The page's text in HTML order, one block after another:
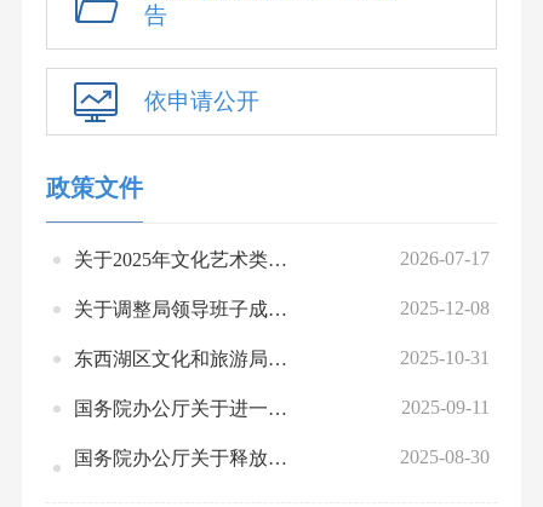
告
依申请公开
政策文件
关于2025年文化艺术类和体育类校外培训机构年检结果的通报 2026-07-17
关于调整局领导班子成员工作分工的通知 2025-12-08
东西湖区文化和旅游局关于公布东西湖区第四次全国文物普查新发现不可移动文物目录的函 2025-10-31
国务院办公厅关于进一步加强 旅游市场综合监管的通知 2025-09-11
国务院办公厅关于释放体育消费潜力 进一步推进体育产业高质量发展的意见 2025-08-30